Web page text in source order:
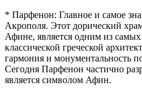
* Парфенон: Главное и самое
Акрополя. Этот дорический
Афине, является одним из
классической греческой
гармония и монументальность
Сегодня Парфенон частично
является символом Афин.